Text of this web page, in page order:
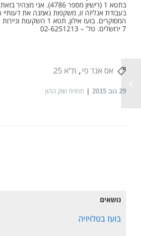
בתטא 1 (רישיון מספר 4786).
בעבודת אנליזה זו, משקפות נאמנה את דעותיי
המסוקרים. בועז אילון,
7 ירושלים. טל' – 02-6251213
אס אנד פי ת"א 25
29 נוב 2015 תחזית שוק ההון
נושאים
בועז בטלויזיה